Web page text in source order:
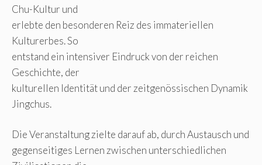
Chu-Kultur und
erlebte den besonderen Reiz des immateriellen
Kulturerbes. So
entstand ein intensiver Eindruck von der reichen
Geschichte, der
kulturellen Identität und der zeitgenössischen Dynamik
Jingchus.
Die Veranstaltung zielte darauf ab, durch Austausch und
gegenseitiges Lernen zwischen unterschiedlichen